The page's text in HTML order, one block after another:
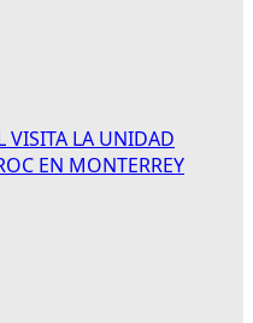
VISITA LA UNIDAD
EN MONTERREY